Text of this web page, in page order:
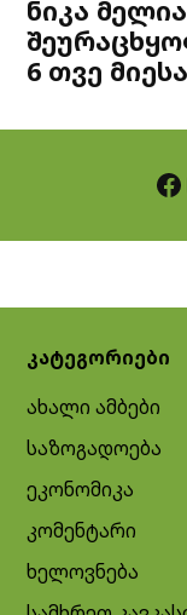
ნიკა
6 თვე
Facebook
კატეგორიები
ახალი ამბები
საზოგადოება
ეკონომიკა
კომენტარი
ხელოვნება